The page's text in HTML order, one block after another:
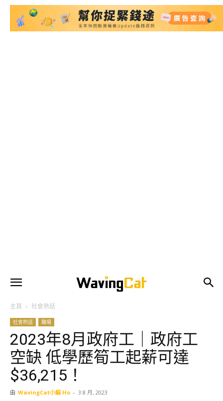
主頁 社會熱話
社會熱話 職場
2023年8月政府工｜政府工
空缺 低學歷筍工起薪可達
$36,215！
由 WavingCat小編 Ho - 3 8 月, 2023